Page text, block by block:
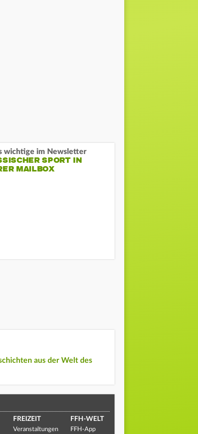
wichtige im Newsletter
SPORT IN
MAILBOX
aus der Welt des
FREIZEIT
Veranstaltungen
FFH-WELT
FFH-App